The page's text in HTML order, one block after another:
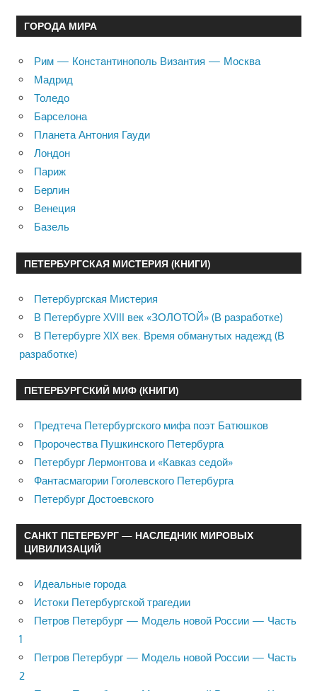
ГОРОДА МИРА
Рим — Константинополь Византия — Москва
Мадрид
Толедо
Барселона
Планета Антония Гауди
Лондон
Париж
Берлин
Венеция
Базель
ПЕТЕРБУРГСКАЯ МИСТЕРИЯ (КНИГИ)
Петербургская Мистерия
В Петербурге XVIII век «ЗОЛОТОЙ» (В разработке)
В Петербурге XIX век. Время обманутых надежд (В
разработке)
ПЕТЕРБУРГСКИЙ МИФ (КНИГИ)
Предтеча Петербургского мифа поэт Батюшков
Пророчества Пушкинского Петербурга
Петербург Лермонтова и «Кавказ седой»
Фантасмагории Гоголевского Петербурга
Петербург Достоевского
САНКТ ПЕТЕРБУРГ — НАСЛЕДНИК МИРОВЫХ
ЦИВИЛИЗАЦИЙ
Идеальные города
Истоки Петербургской трагедии
Петров Петербург — Модель новой России — Часть
1
Петров Петербург — Модель новой России — Часть
2